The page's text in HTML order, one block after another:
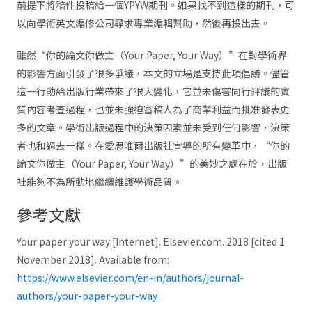
前提下將稿件投稿給一個YPYW期刊。如果找不到這樣的期刊，可
以向學術英文編修公司尋求專業編輯幫助，然後再投出去。
雖然“你的論文你做主（Your Paper, Your Way）”在對學術界
的影響方面引發了很多爭議，本文的立場是支持此項倡議。儘管
這一行動給出版行業帶來了很大變化，它並未傷害同行評議的實
質內容考查過程，也並未強迫審稿人為了商業利益而批准發表更
多的文章。學術出版過程中的決策因素並未受到任何影響，決策
者也和過去一樣。在愛思唯爾出版社宣導的所有變革中，“你的
論文你做主（Your Paper, Your Way）”的美妙之處在於，出版
社能夠不為所動地繼續維護學術品質。
參考文獻
Your paper your way [Internet]. Elsevier.com. 2018 [cited 1
November 2018]. Available from:
https://www.elsevier.com/en-in/authors/journal-
authors/your-paper-your-way